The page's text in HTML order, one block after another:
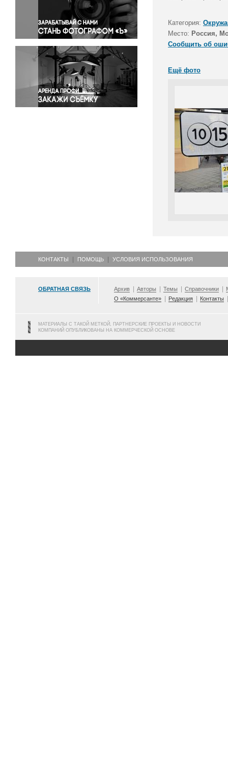
Правосудие
Происшествия и конфликты
Религия
Светская жизнь
Спорт
Экология
Экономика и бизнес
Категория:
Место: Россия,
Сообщить об
Ещё фото
КОНТАКТЫ ПОМОЩЬ УСЛОВИЯ ИСПОЛЬЗОВАНИЯ
ОБРАТНАЯ СВЯЗЬ Архив Авторы Темы Справочники
О «Коммерсанте»
Редакция Контакты
МАТЕРИАЛЫ С ТАКОЙ МЕТКОЙ, ПАРТНЕРСКИЕ ПРОЕКТЫ И НОВОСТИ
КОМПАНИЙ ОПУБЛИКОВАНЫ НА КОММЕРЧЕСКОЙ ОСНОВЕ